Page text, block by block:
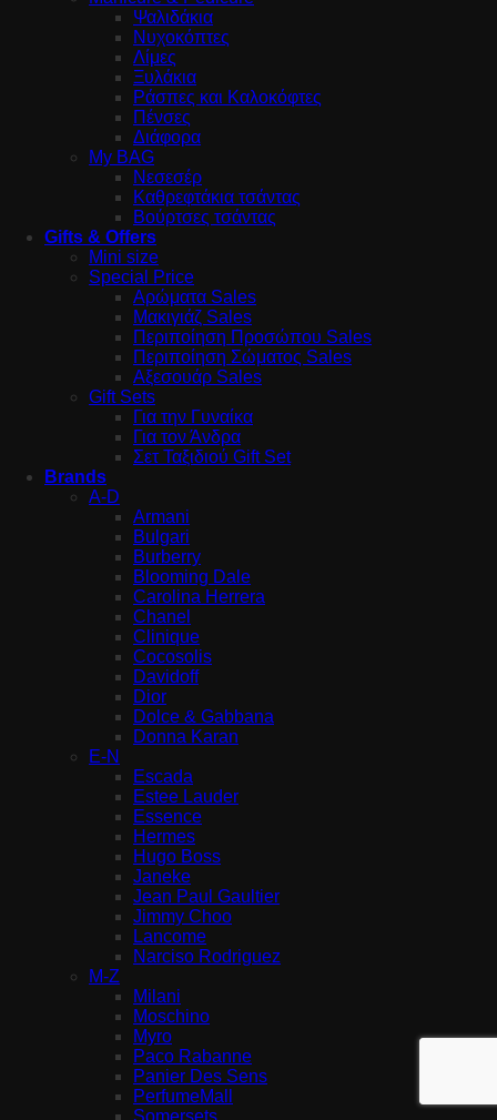
Ψαλιδάκια
Νυχοκόπτες
Λίμες
Ξυλάκια
Ράσπες και Καλοκόφτες
Πένσες
Διάφορα
My BAG
Νεσεσέρ
Καθρεφτάκια τσάντας
Βούρτσες τσάντας
Gifts & Offers
Mini size
Special Price
Αρώματα Sales
Μακιγιάζ Sales
Περιποίηση Προσώπου Sales
Περιποίηση Σώματος Sales
Αξεσουάρ Sales
Gift Sets
Για την Γυναίκα
Για τον Άνδρα
Σετ Ταξιδιού Gift Set
Brands
A-D
Armani
Bulgari
Burberry
Blooming Dale
Carolina Herrera
Chanel
Clinique
Cocosolis
Davidoff
Dior
Dolce & Gabbana
Donna Karan
E-N
Escada
Estee Lauder
Essence
Hermes
Hugo Boss
Janeke
Jean Paul Gaultier
Jimmy Choo
Lancome
Narciso Rodriguez
M-Z
Milani
Moschino
Myro
Paco Rabanne
Panier Des Sens
PerfumeMall
Somersets